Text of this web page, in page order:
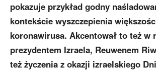
pokazuje przykład godny
kontekście wyszczepienia
koronawirusa. Akcentował to też w
prezydentem Izraela, Reuwenem
też życzenia z okazji izraelskiego